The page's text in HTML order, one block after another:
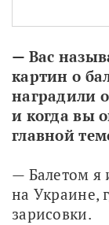
— Вас
картин о
наградили
и когда вы
главной
— Балетом я
на Украине,
зарисовки.